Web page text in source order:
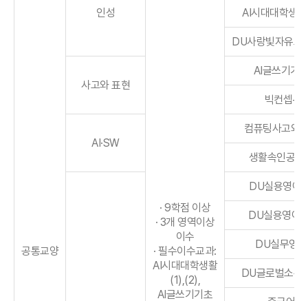
공통교양
인성
· 9학점 이상
· 3개 영역이상
이수
· 필수이수교과:
AI시대대학생활
(1),(2),
AI글쓰기기초
AI시대대학생
DU사랑빛자유프
사고와 표현
AI글쓰기기
빅컨셉+
AI·SW
컴퓨팅사고와
생활속인공지
DU실용영어
DU실용영어
DU실무영어
DU글로벌소통